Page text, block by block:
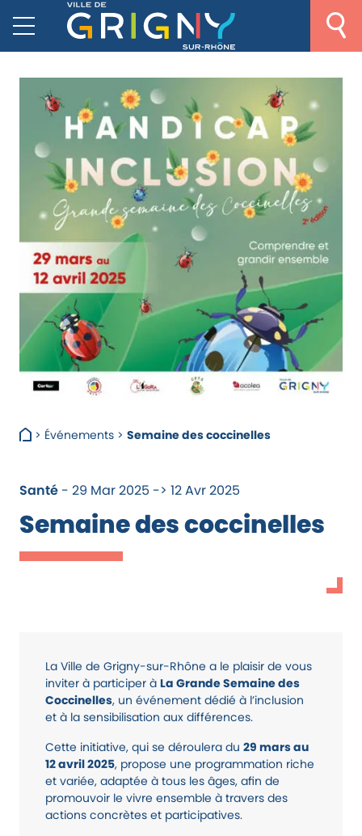
> Événements> Semaine des coccinelles
Santé - 29 Mar 2025 -> 12 Avr 2025
Semaine des coccinelles
La Ville de Grigny-sur-Rhône a le plaisir de vous
inviter à participer à La Grande Semaine des
Coccinelles, un événement dédié à l’inclusion
et à la sensibilisation aux différences.
Cette initiative, qui se déroulera du 29 mars au
12 avril 2025, propose une programmation riche
et variée, adaptée à tous les âges, afin de
promouvoir le vivre ensemble à travers des
actions concrètes et participatives.